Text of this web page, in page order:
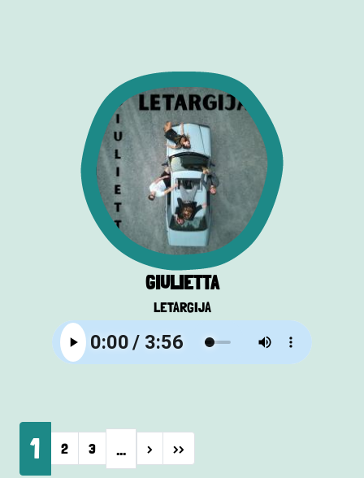
GIULIETTA
LETARGIJA
Pagination
1 2 3 … › Next page
››